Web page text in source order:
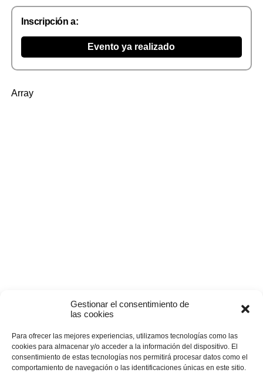
Gestionar el consentimiento de
las cookies
Para ofrecer las mejores experiencias, utilizamos tecnologías como las
cookies para almacenar y/o acceder a la información del dispositivo. El
consentimiento de estas tecnologías nos permitirá procesar datos como el
comportamiento de navegación o las identificaciones únicas en este sitio.
Inscripción a:
Evento ya realizado
Array